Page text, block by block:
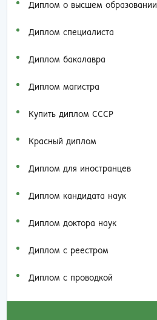
Диплом о высшем образовании
Диплом специалиста
Диплом бакалавра
Диплом магистра
Купить диплом СССР
Красный диплом
Диплом для иностранцев
Диплом кандидата наук
Диплом доктора наук
Диплом с реестром
Диплом с проводкой